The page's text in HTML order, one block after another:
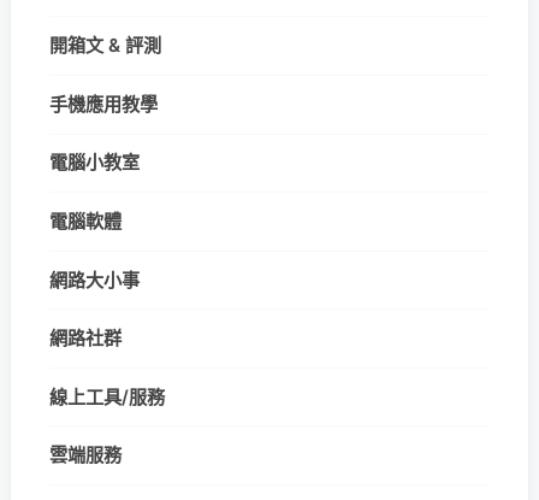
開箱文 & 評測
手機應用教學
電腦小教室
電腦軟體
網路大小事
網路社群
線上工具/服務
雲端服務